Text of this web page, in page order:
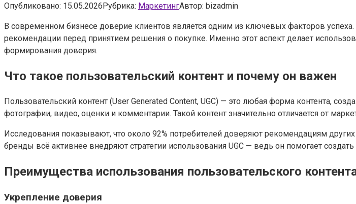
Опубликовано: 15.05.2026Рубрика: МаркетингАвтор: bizadmin
В современном бизнесе доверие клиентов является одним из ключевых факторов
рекомендации перед принятием решения о покупке. Именно этот аспект делает
формирования доверия.
Что такое пользовательский контент и почему он важен
Пользовательский контент (User Generated Content, UGC) — это любая форма контента,
фотографии, видео, оценки и комментарии. Такой контент значительно отличается от
Исследования показывают, что около 92% потребителей доверяют рекомендациям
бренды всё активнее внедряют стратегии использования UGC — ведь он помогает
Преимущества использования пользовательского
Укрепление доверия